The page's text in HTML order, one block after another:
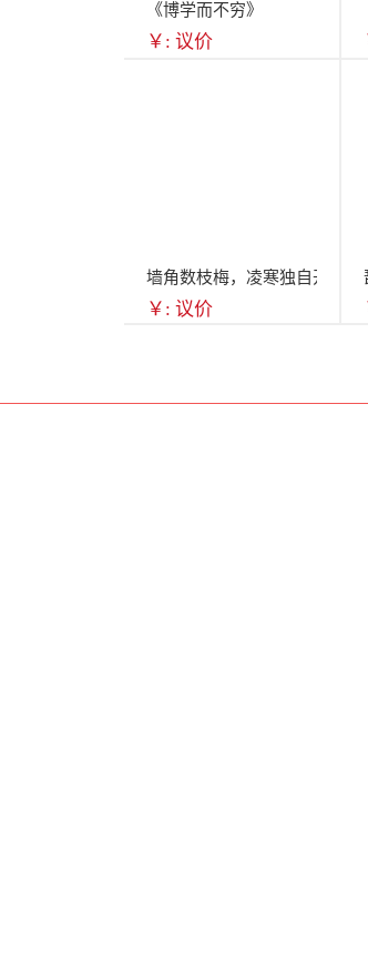
《博学而不穷》
￥: 议价
墙角数枝梅，凌寒独自开
￥: 议价